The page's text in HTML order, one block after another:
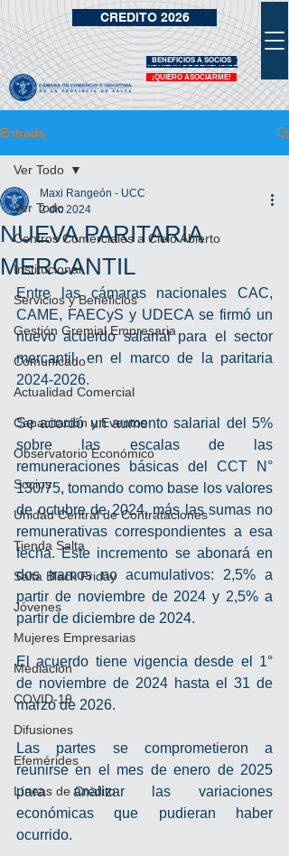
¡QUIERO ASOCIARME!
VIDRIERA DE BENEFICIOS
BENEFICIOS A SOCIOS
CREDITO 2026
Entrada
Ver Todo
Centros Comerciales a Cielo Abierto
Institucional
Servicios y Beneficios
Gestión Gremial Empresaria
Comunicado
Actualidad Comercial
Capacitación y Eventos
Observatorio Económico
Socios
Unidad Central de Contrataciones
Tienda Salta
Salta Black Friday
Jóvenes
Mujeres Empresarias
Mediación
COVID-19
Difusiones
Efemérides
Líneas de Crédito
Ver Todo
NUEVA PARITARIA
MERCANTIL
Maxi Rangeón - UCC
2 dic 2024
Entre las cámaras nacionales CAC,
CAME, FAECyS y UDECA se firmó un
nuevo acuerdo salarial para el sector
mercantil, en el marco de la paritaria
2024-2026.
Se acordó un aumento salarial del 5%
sobre las escalas de las
remuneraciones básicas del CCT N°
130/75, tomando como base los valores
de octubre de 2024, más las sumas no
remunerativas correspondientes a esa
fecha. Este incremento se abonará en
dos tramos no acumulativos: 2,5% a
partir de noviembre de 2024 y 2,5% a
partir de diciembre de 2024.
El acuerdo tiene vigencia desde el 1°
de noviembre de 2024 hasta el 31 de
marzo de 2026.
Las partes se comprometieron a
reunirse en el mes de enero de 2025
para analizar las variaciones
económicas que pudieran haber
ocurrido.